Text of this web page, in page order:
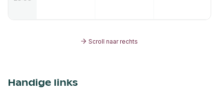
Scroll naar rechts
Handige links